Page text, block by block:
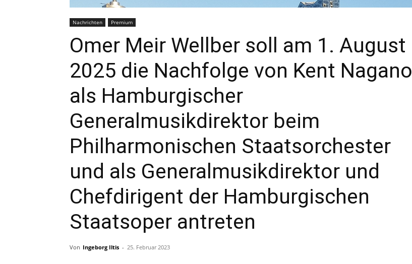
Nachrichten Premium
Omer Meir Wellber soll am 1. August
2025 die Nachfolge von Kent Nagano
als Hamburgischer
Generalmusikdirektor beim
Philharmonischen Staatsorchester
und als Generalmusikdirektor und
Chefdirigent der Hamburgischen
Staatsoper antreten
Von Ingeborg Iltis - 25. Februar 2023